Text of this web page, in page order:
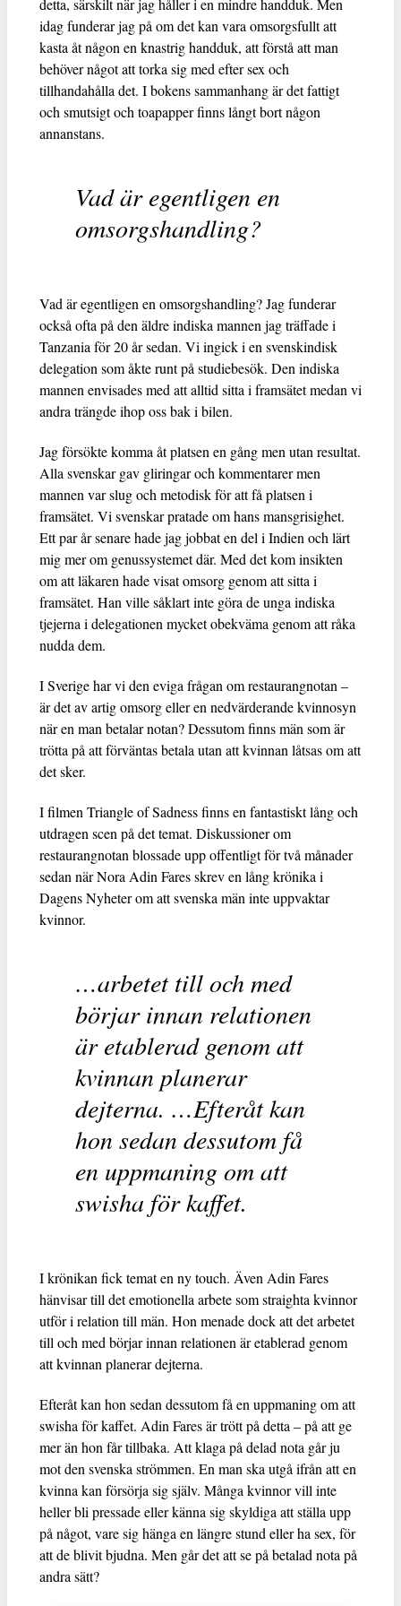
detta, särskilt när jag håller i en mindre handduk. Men
idag funderar jag på om det kan vara omsorgsfullt att
kasta åt någon en knastrig handduk, att förstå att man
behöver något att torka sig med efter sex och
tillhandahålla det. I bokens sammanhang är det fattigt
och smutsigt och toapapper finns långt bort någon
annanstans.
Vad är egentligen en
omsorgshandling?
Vad är egentligen en omsorgshandling? Jag funderar
också ofta på den äldre indiska mannen jag träffade i
Tanzania för 20 år sedan. Vi ingick i en svenskindisk
delegation som åkte runt på studiebesök. Den indiska
mannen envisades med att alltid sitta i framsätet medan vi
andra trängde ihop oss bak i bilen.
Jag försökte komma åt platsen en gång men utan resultat.
Alla svenskar gav gliringar och kommentarer men
mannen var slug och metodisk för att få platsen i
framsätet. Vi svenskar pratade om hans mansgrisighet.
Ett par år senare hade jag jobbat en del i Indien och lärt
mig mer om genussystemet där. Med det kom insikten
om att läkaren hade visat omsorg genom att sitta i
framsätet. Han ville såklart inte göra de unga indiska
tjejerna i delegationen mycket obekväma genom att råka
nudda dem.
I Sverige har vi den eviga frågan om restaurangnotan –
är det av artig omsorg eller en nedvärderande kvinnosyn
när en man betalar notan? Dessutom finns män som är
trötta på att förväntas betala utan att kvinnan låtsas om att
det sker.
I filmen Triangle of Sadness finns en fantastiskt lång och
utdragen scen på det temat. Diskussioner om
restaurangnotan blossade upp offentligt för två månader
sedan när Nora Adin Fares skrev en lång krönika i
Dagens Nyheter om att svenska män inte uppvaktar
kvinnor.
…arbetet till och med
börjar innan relationen
är etablerad genom att
kvinnan planerar
dejterna. …Efteråt kan
hon sedan dessutom få
en uppmaning om att
swisha för kaffet.
I krönikan fick temat en ny touch. Även Adin Fares
hänvisar till det emotionella arbete som straighta kvinnor
utför i relation till män. Hon menade dock att det arbetet
till och med börjar innan relationen är etablerad genom
att kvinnan planerar dejterna.
Efteråt kan hon sedan dessutom få en uppmaning om att
swisha för kaffet. Adin Fares är trött på detta – på att ge
mer än hon får tillbaka. Att klaga på delad nota går ju
mot den svenska strömmen. En man ska utgå ifrån att en
kvinna kan försörja sig själv. Många kvinnor vill inte
heller bli pressade eller känna sig skyldiga att ställa upp
på något, vare sig hänga en längre stund eller ha sex, för
att de blivit bjudna. Men går det att se på betalad nota på
andra sätt?